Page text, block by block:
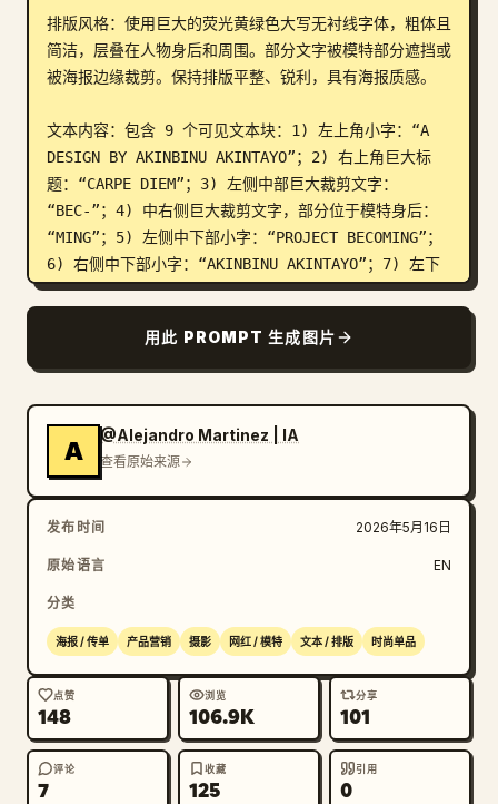
排版风格：使用巨大的荧光黄绿色大写无衬线字体，粗体且
简洁，层叠在人物身后和周围。部分文字被模特部分遮挡或
被海报边缘裁剪。保持排版平整、锐利，具有海报质感。
文本内容：包含 9 个可见文本块：1) 左上角小字：“A
DESIGN BY AKINBINU AKINTAYO”；2) 右上角巨大标
题：“CARPE DIEM”；3) 左侧中部巨大裁剪文字：
“BEC-”；4) 中右侧巨大裁剪文字，部分位于模特身后：
“MING”；5) 左侧中下部小字：“PROJECT BECOMING”；
6) 右侧中下部小字：“AKINBINU AKINTAYO”；7) 左下
角小字：“EP 27”；8) 中心底部巨大文字：“OMING”；9)
外的小座右铭作为最终区块的一部分：“MEMENTO MORI”
和 “MEMENTO VIVERE”。在右下角添加一个小短语：“THE
“BECOMING” 一词。
布局：将模特置于前景，使排版文字被其身体部分遮挡。右
上角的 “CARPE DIEM” 应占据上半部分，而另一个裁剪后
的 “CARPE DIEM” 则固定在右下角。左侧的 “BEC-” 应
非常大并从左边缘裁剪。文字片段 “MING” 和 “OMING”
调色板：青蓝色背景，霓虹黄绿色文字，深橄榄色服装，黑
约束：无 Logo，无水印，无额外人物，无道具，除指定的
排版外无额外文本。保留大胆的时尚编辑外观和故意遮挡的
面部效果。
用此 PROMPT 生成图片
A
@Alejandro Martinez | IA
查看原始来源
发布时间 2026年5月16日
原始语言 EN
分类
海报 / 传单 产品营销 摄影 网红 / 模特 文本 / 排版 时尚单品
点赞
148
浏览
106.9K
分享
101
评论
7
收藏
125
引用
0